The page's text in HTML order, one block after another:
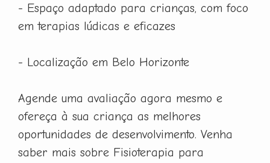
- Espaço adaptado para crianças, com foco
em terapias lúdicas e eficazes
- Localização em Belo Horizonte
Agende uma avaliação agora mesmo e
ofereça à sua criança as melhores
oportunidades de desenvolvimento. Venha
saber mais sobre Fisioterapia para